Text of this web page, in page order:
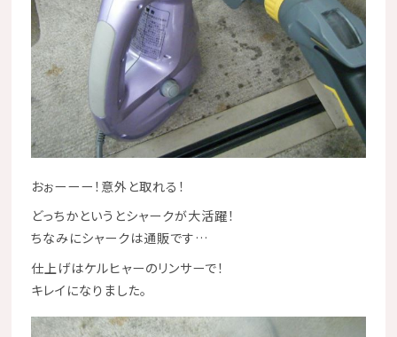
おぉーーー！意外と取れる！
どっちかというとシャークが大活躍！
ちなみにシャークは通販です…
仕上げはケルヒャーのリンサーで！
キレイになりました。